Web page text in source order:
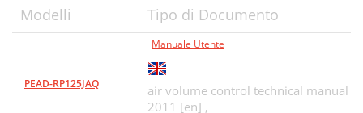
Modelli Tipo di Documento
PEAD-RP125JAQ
Manuale Utente
air volume control technical manual
2011 [en] ,